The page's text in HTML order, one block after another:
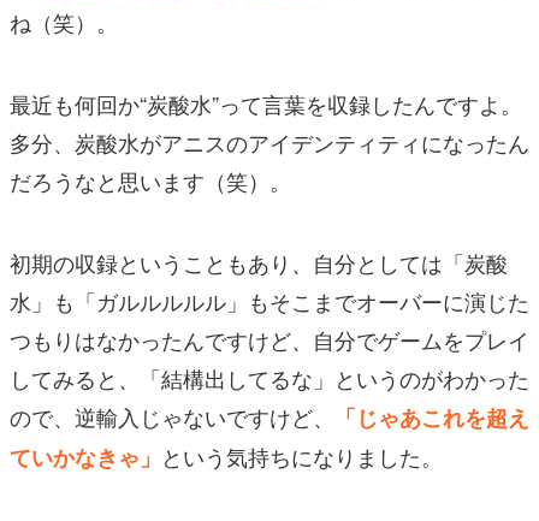
ね（笑）。
最近も何回か“炭酸水”って言葉を収録したんですよ。
多分、炭酸水がアニスのアイデンティティになったん
だろうなと思います（笑）。
初期の収録ということもあり、自分としては「炭酸
水」も「ガルルルルル」もそこまでオーバーに演じた
つもりはなかったんですけど、自分でゲームをプレイ
してみると、「結構出してるな」というのがわかった
ので、逆輸入じゃないですけど、
「じゃあこれを超え
ていかなきゃ」 という気持ちになりました。